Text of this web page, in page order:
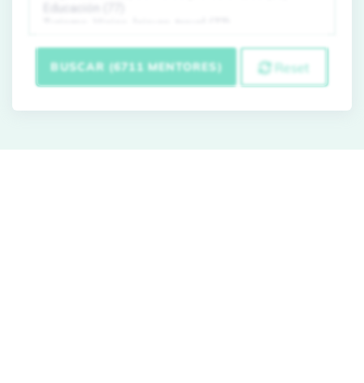
BUSCAR (6711 MENTORES) Reset